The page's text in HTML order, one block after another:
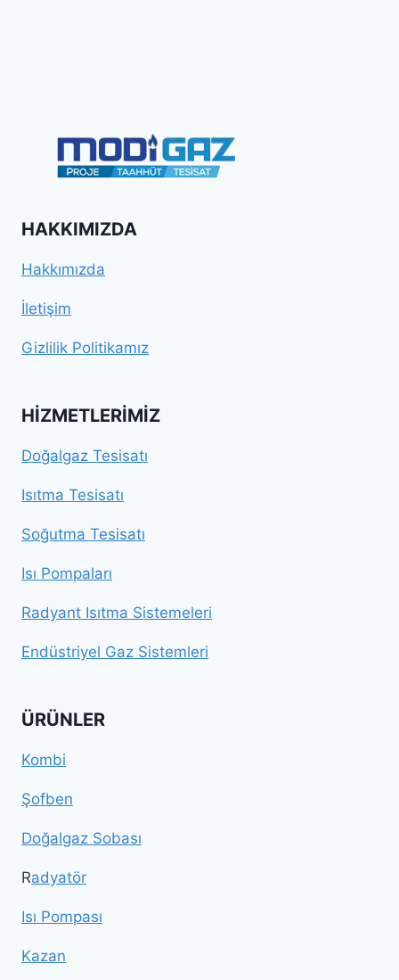
HAKKIMIZDA
Hakkımızda
İletişim
Gizlilik Politikamız
HIZMETLERIMIZ
Doğalgaz Tesisatı
Isıtma Tesisatı
Soğutma Tesisatı
Isı Pompaları
Radyant Isıtma Sistemeleri
Endüstriyel Gaz Sistemleri
ÜRÜNLER
Kombi
Şofben
Doğalgaz Sobası
Radyatör
Isı Pompası
Kazan